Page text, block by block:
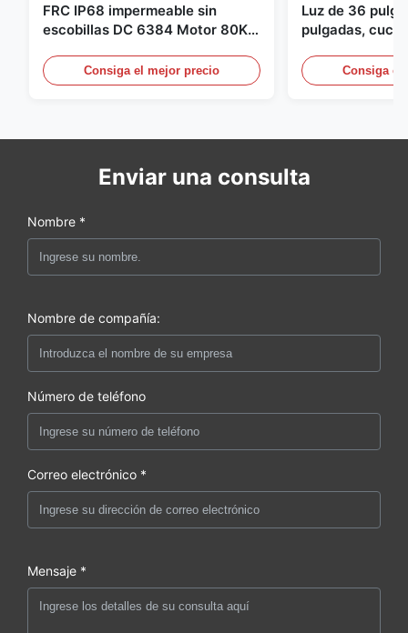
FRC IP68 impermeable sin
escobillas DC 6384 Motor 80KV
surf propulsor submarino hidro
Consiga el mejor precio
Luz de 36
pulgadas,
pulgadas para
Consiga el
Enviar una consulta
Nombre *
Nombre de compañía:
Número de teléfono
Correo electrónico *
Mensaje *